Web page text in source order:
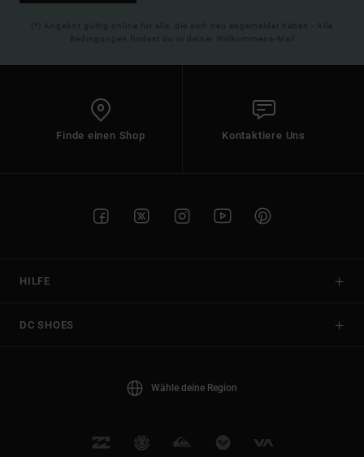
(*) Angebot gültig online für alle, die sich neu angemeldet haben - Alle
Bedingungen findest du in deiner Willkommens-Mail
Finde einen Shop Kontaktiere Uns
HILFE
DC SHOES
Wähle deine Region